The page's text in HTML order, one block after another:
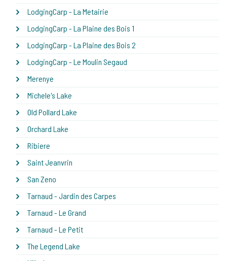
LodgingCarp - La Metairie
LodgingCarp - La Plaine des Bois 1
LodgingCarp - La Plaine des Bois 2
LodgingCarp - Le Moulin Segaud
Merenye
Michele's Lake
Old Pollard Lake
Orchard Lake
Ribiere
Saint Jeanvrin
San Zeno
Tarnaud - Jardin des Carpes
Tarnaud - Le Grand
Tarnaud - Le Petit
The Legend Lake